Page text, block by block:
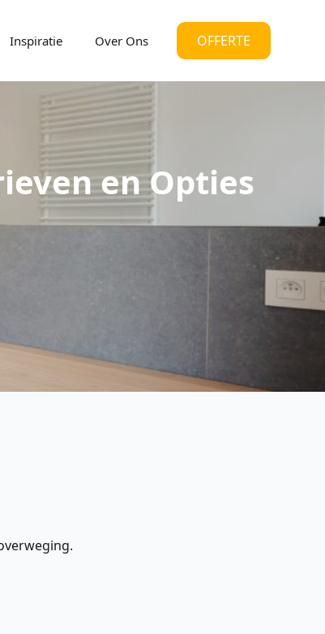
Inspiratie Over Ons OFFERTE
en Opties